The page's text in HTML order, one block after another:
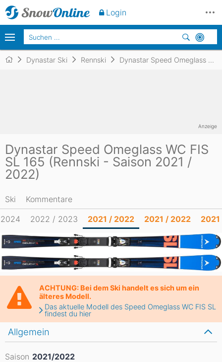
Dynastar Ski Rennski Dynastar Speed Omeglass WC FIS SL 165
Dynastar Speed Omeglass WC FIS
SL 165 (Rennski - Saison 2021 /
2022)
Ski
Kommentare
2022 / 2023 2021 / 2022 2021 / 2022
Anzeige
ACHTUNG: Bei dem Ski handelt es sich um ein
älteres Modell.
Das aktuelle Modell des Speed Omeglass WC FIS SL
findest du hier
Allgemein
Saison 2021/2022
Login